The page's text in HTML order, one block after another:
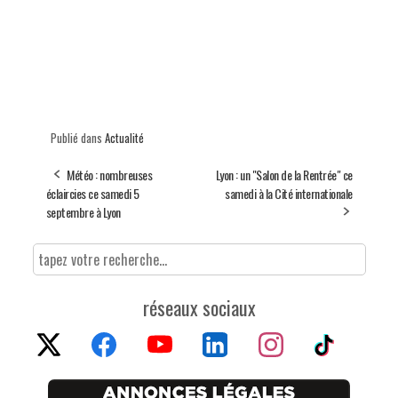
Publié dans Actualité
Météo : nombreuses
éclaircies ce samedi 5
septembre à Lyon
Lyon : un "Salon de la Rentrée" ce
samedi à la Cité internationale
réseaux sociaux